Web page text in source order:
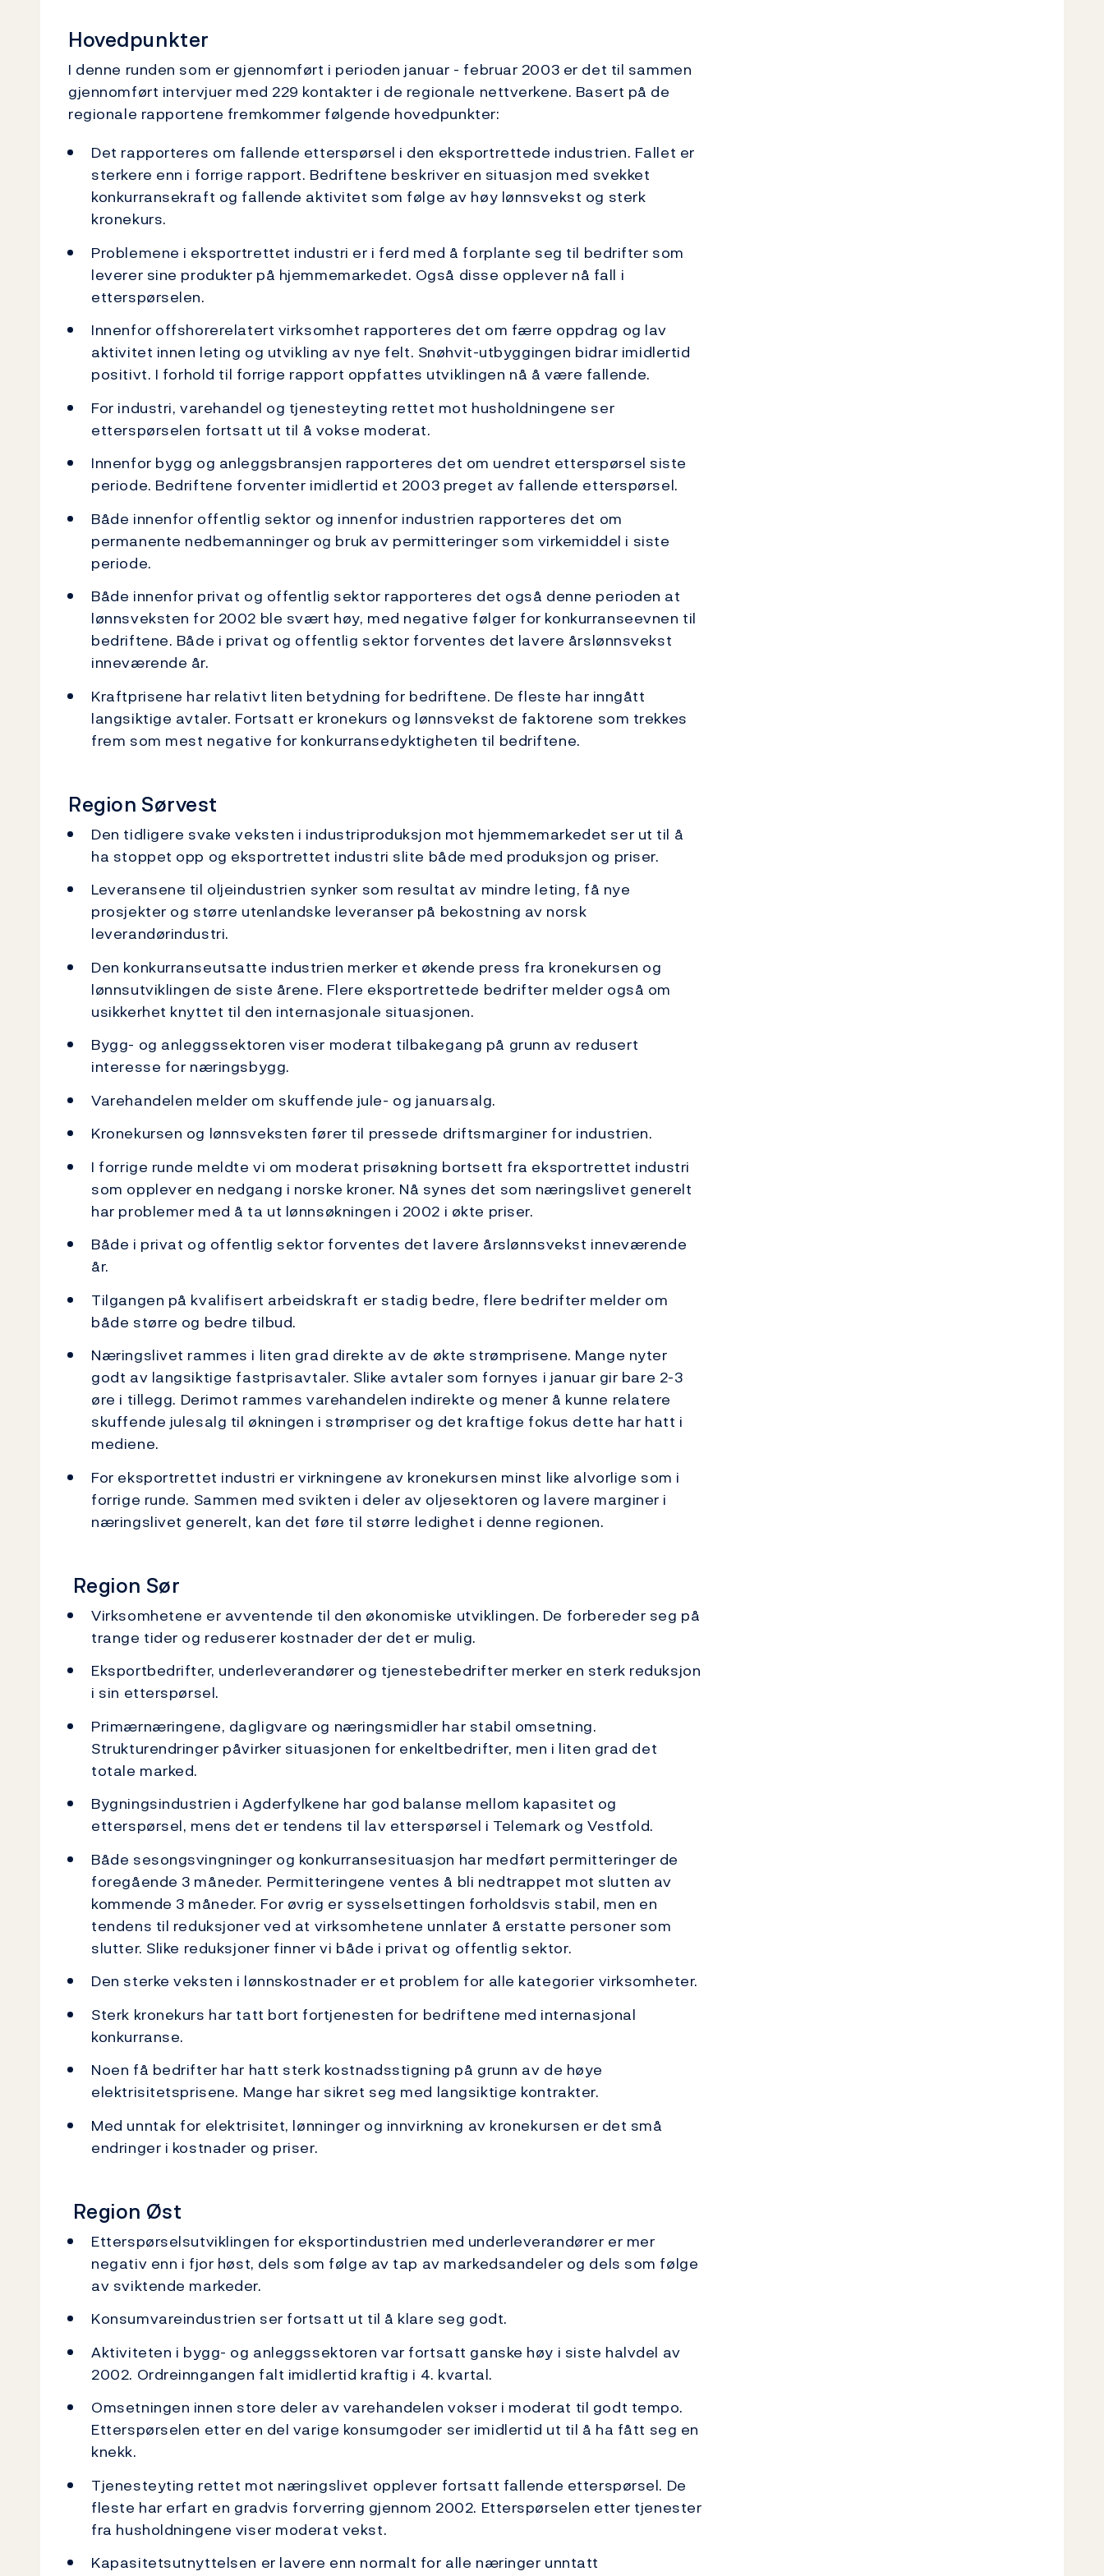
Hovedpunkter
I denne runden som er gjennomført i perioden januar - februar 2003 er det til sammen
gjennomført intervjuer med 229 kontakter i de regionale nettverkene. Basert på de
regionale rapportene fremkommer følgende hovedpunkter:
Det rapporteres om fallende etterspørsel i den eksportrettede industrien. Fallet er
sterkere enn i forrige rapport. Bedriftene beskriver en situasjon med svekket
konkurransekraft og fallende aktivitet som følge av høy lønnsvekst og sterk
kronekurs.
Problemene i eksportrettet industri er i ferd med å forplante seg til bedrifter som
leverer sine produkter på hjemmemarkedet. Også disse opplever nå fall i
etterspørselen.
Innenfor offshorerelatert virksomhet rapporteres det om færre oppdrag og lav
aktivitet innen leting og utvikling av nye felt. Snøhvit-utbyggingen bidrar imidlertid
positivt. I forhold til forrige rapport oppfattes utviklingen nå å være fallende.
For industri, varehandel og tjenesteyting rettet mot husholdningene ser
etterspørselen fortsatt ut til å vokse moderat.
Innenfor bygg og anleggsbransjen rapporteres det om uendret etterspørsel siste
periode. Bedriftene forventer imidlertid et 2003 preget av fallende etterspørsel.
Både innenfor offentlig sektor og innenfor industrien rapporteres det om
permanente nedbemanninger og bruk av permitteringer som virkemiddel i siste
periode.
Både innenfor privat og offentlig sektor rapporteres det også denne perioden at
lønnsveksten for 2002 ble svært høy, med negative følger for konkurranseevnen til
bedriftene. Både i privat og offentlig sektor forventes det lavere årslønnsvekst
inneværende år.
Kraftprisene har relativt liten betydning for bedriftene. De fleste har inngått
langsiktige avtaler. Fortsatt er kronekurs og lønnsvekst de faktorene som trekkes
frem som mest negative for konkurransedyktigheten til bedriftene.
Region Sørvest
Den tidligere svake veksten i industriproduksjon mot hjemmemarkedet ser ut til å
ha stoppet opp og eksportrettet industri slite både med produksjon og priser.
Leveransene til oljeindustrien synker som resultat av mindre leting, få nye
prosjekter og større utenlandske leveranser på bekostning av norsk
leverandørindustri.
Den konkurranseutsatte industrien merker et økende press fra kronekursen og
lønnsutviklingen de siste årene. Flere eksportrettede bedrifter melder også om
usikkerhet knyttet til den internasjonale situasjonen.
Bygg- og anleggssektoren viser moderat tilbakegang på grunn av redusert
interesse for næringsbygg.
Varehandelen melder om skuffende jule- og januarsalg.
Kronekursen og lønnsveksten fører til pressede driftsmarginer for industrien.
I forrige runde meldte vi om moderat prisøkning bortsett fra eksportrettet industri
som opplever en nedgang i norske kroner. Nå synes det som næringslivet generelt
har problemer med å ta ut lønnsøkningen i 2002 i økte priser.
Både i privat og offentlig sektor forventes det lavere årslønnsvekst inneværende
år.
Tilgangen på kvalifisert arbeidskraft er stadig bedre, flere bedrifter melder om
både større og bedre tilbud.
Næringslivet rammes i liten grad direkte av de økte strømprisene. Mange nyter
godt av langsiktige fastprisavtaler. Slike avtaler som fornyes i januar gir bare 2-3
øre i tillegg. Derimot rammes varehandelen indirekte og mener å kunne relatere
skuffende julesalg til økningen i strømpriser og det kraftige fokus dette har hatt i
mediene.
For eksportrettet industri er virkningene av kronekursen minst like alvorlige som i
forrige runde. Sammen med svikten i deler av oljesektoren og lavere marginer i
næringslivet generelt, kan det føre til større ledighet i denne regionen.
Region Sør
Virksomhetene er avventende til den økonomiske utviklingen. De forbereder seg på
trange tider og reduserer kostnader der det er mulig.
Eksportbedrifter, underleverandører og tjenestebedrifter merker en sterk reduksjon
i sin etterspørsel.
Primærnæringene, dagligvare og næringsmidler har stabil omsetning.
Strukturendringer påvirker situasjonen for enkeltbedrifter, men i liten grad det
totale marked.
Bygningsindustrien i Agderfylkene har god balanse mellom kapasitet og
etterspørsel, mens det er tendens til lav etterspørsel i Telemark og Vestfold.
Både sesongsvingninger og konkurransesituasjon har medført permitteringer de
foregående 3 måneder. Permitteringene ventes å bli nedtrappet mot slutten av
kommende 3 måneder. For øvrig er sysselsettingen forholdsvis stabil, men en
tendens til reduksjoner ved at virksomhetene unnlater å erstatte personer som
slutter. Slike reduksjoner finner vi både i privat og offentlig sektor.
Den sterke veksten i lønnskostnader er et problem for alle kategorier virksomheter.
Sterk kronekurs har tatt bort fortjenesten for bedriftene med internasjonal
konkurranse.
Noen få bedrifter har hatt sterk kostnadsstigning på grunn av de høye
elektrisitetsprisene. Mange har sikret seg med langsiktige kontrakter.
Med unntak for elektrisitet, lønninger og innvirkning av kronekursen er det små
endringer i kostnader og priser.
Region Øst
Etterspørselsutviklingen for eksportindustrien med underleverandører er mer
negativ enn i fjor høst, dels som følge av tap av markedsandeler og dels som følge
av sviktende markeder.
Konsumvareindustrien ser fortsatt ut til å klare seg godt.
Aktiviteten i bygg- og anleggssektoren var fortsatt ganske høy i siste halvdel av
2002. Ordreinngangen falt imidlertid kraftig i 4. kvartal.
Omsetningen innen store deler av varehandelen vokser i moderat til godt tempo.
Etterspørselen etter en del varige konsumgoder ser imidlertid ut til å ha fått seg en
knekk.
Tjenesteyting rettet mot næringslivet opplever fortsatt fallende etterspørsel. De
fleste har erfart en gradvis forverring gjennom 2002. Etterspørselen etter tjenester
fra husholdningene viser moderat vekst.
Kapasitetsutnyttelsen er lavere enn normalt for alle næringer unntatt